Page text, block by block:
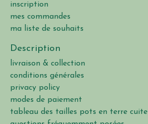
inscription
mes commandes
ma liste de souhaits
Description
livraison & collection
conditions générales
privacy policy
modes de paiement
tableau des tailles pots en terre cuite